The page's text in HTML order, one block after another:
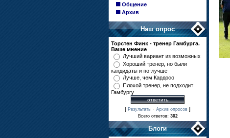
Общение
Архив
Наш опрос
Торстен Финк - тренер Гамбурга.
Ваше мнение
Лучший вариант из возможных
Хороший тренер, но были
кандидаты и по-лучше
Лучше, чем Кардосо
Плохой тренер, не подходит
Гамбургу
[ Результаты · Архив опросов ]
Всего ответов: 302
Блоги